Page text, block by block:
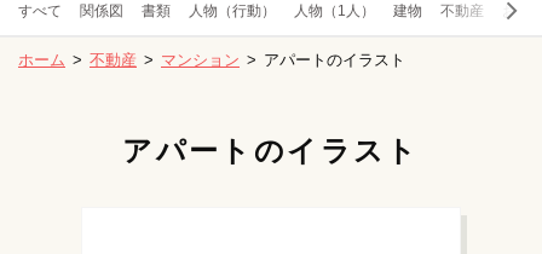
すべて 関係図 書類 人物（行動） 人物（1人） 建物 不動産 お金
ホーム 不動産 マンション アパートのイラスト
アパートのイラスト